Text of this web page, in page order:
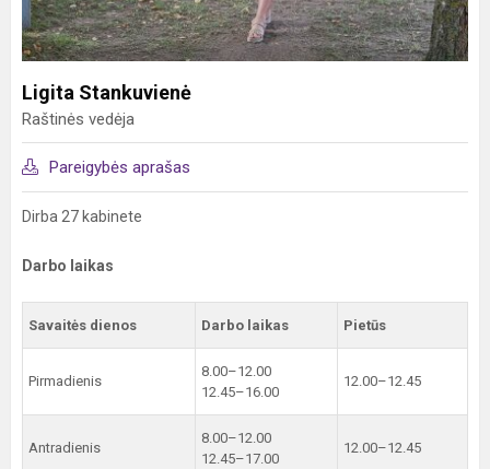
Ligita Stankuvienė
Raštinės vedėja
Pareigybės aprašas
Dirba 27 kabinete
Darbo laikas
Savaitės dienos Darbo laikas Pietūs
Pirmadienis
8.00–12.00
12.45–16.00
12.00–12.45
Antradienis
8.00–12.00
12.45–17.00
12.00–12.45